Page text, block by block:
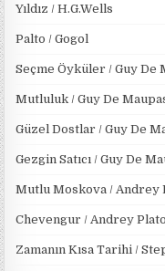
Yıldız / H.G.Wells
Palto / Gogol
Seçme Öyküler / Guy De
Mutluluk / Guy De
Güzel Dostlar / Guy De
Gezgin Satıcı / Guy De
Mutlu Moskova / Andrey
Chevengur / Andrey
Zamanın Kısa Tarihi /